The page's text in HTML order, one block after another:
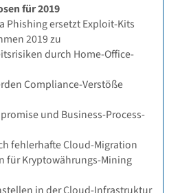
für 2019
Phishing ersetzt Exploit-Kits
2019 zu
durch Home-Office-
Compliance-Verstöße
und Business-Process-
fehlerhafte Cloud-Migration
für Kryptowährungs-Mining